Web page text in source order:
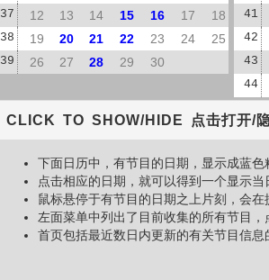
37 12 13 14 15 16 17 18
38 19 20 21 22 23 24 25
39 26 27 28 29 30
41
42
43
44
CLICK TO SHOW/HIDE 点击打开/
下面日历中，有节目的日期，显示成蓝
点击相应的日期，就可以得到一个显示
鼠标悬停于有节目的日期之上片刻，会
左面菜单中列出了目前收集的所有节目
首页包括最近数日内更新的有关节目信息